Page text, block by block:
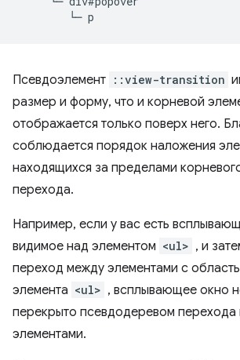
Псевдоэлемент ::view-transition
размер и форму, что и корневой
отображается только поверх него.
соблюдается порядок наложения
находящихся за пределами
перехода.
Например, если у вас есть
видимое над элементом <ul> , и
переход между элементами с
элемента <ul> , всплывающее окно
перекрыто псевдодеревом
элементами.